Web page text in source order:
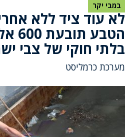
במבי יקר
לא עוד ציד ללא
בלתי חוקי של צבי
מערכת כרמליסט